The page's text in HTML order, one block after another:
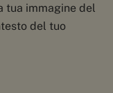
tua immagine del
del tuo